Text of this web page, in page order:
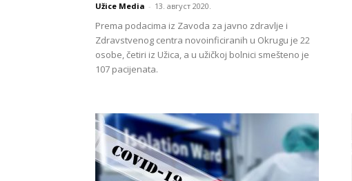
Užice Media - 13. август 2020.
Prema podacima iz Zavoda za javno zdravlje i
Zdravstvenog centra novoinficiranih u Okrugu je 22
osobe, četiri iz Užica, a u užičkoj bolnici smešteno je
107 pacijenata.